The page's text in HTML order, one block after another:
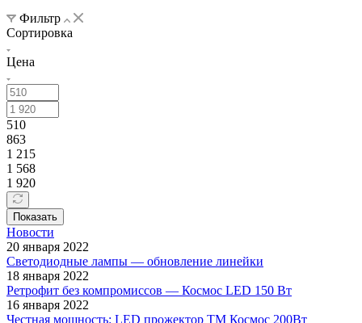
Фильтр
Сортировка
Цена
510
863
1 215
1 568
1 920
Показать
Новости
20 января 2022
Светодиодные лампы — обновление линейки
18 января 2022
Ретрофит без компромиссов — Космос LED 150 Вт
16 января 2022
Честная мощность: LED прожектор ТМ Космос 200Вт